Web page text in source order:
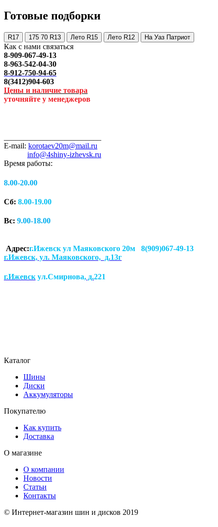
Готовые подборки
R17 175 70 R13 Лето R15 Лето R12 На Уаз Патриот
Как с нами связаться
8-909-067-49-13
8-963-542-04-30
8-912-750-94-65
8(3412)904-603
Цены и наличие товара
уточняйте у менеджеров
E-mail: korotaev20m@mail.ru
info@4shiny-izhevsk.ru
Время работы:
8.00-20.00
Сб: 8.00-19.00
Вс: 9.00-18.00
Адрес:г.Ижевск ул Маяковского 20м 8(909)067-49-13
г.Ижевск, ул. Маяковского, д.13г
г.Ижевск ул.Смирнова, д.221
Каталог
Шины
Диски
Аккумуляторы
Покупателю
Как купить
Доставка
О магазине
О компании
Новости
Статьи
Контакты
© Интернет-магазин шин и дисков 2019